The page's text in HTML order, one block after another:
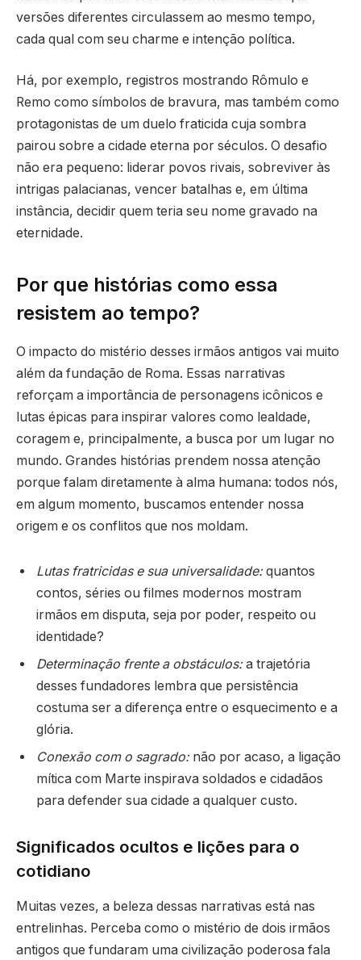
versões diferentes circulassem ao mesmo tempo,
cada qual com seu charme e intenção política.
Há, por exemplo, registros mostrando Rômulo e
Remo como símbolos de bravura, mas também como
protagonistas de um duelo fraticida cuja sombra
pairou sobre a cidade eterna por séculos. O desafio
não era pequeno: liderar povos rivais, sobreviver às
intrigas palacianas, vencer batalhas e, em última
instância, decidir quem teria seu nome gravado na
eternidade.
Por que histórias como essa
resistem ao tempo?
O impacto do mistério desses irmãos antigos vai muito
além da fundação de Roma. Essas narrativas
reforçam a importância de personagens icônicos e
lutas épicas para inspirar valores como lealdade,
coragem e, principalmente, a busca por um lugar no
mundo. Grandes histórias prendem nossa atenção
porque falam diretamente à alma humana: todos nós,
em algum momento, buscamos entender nossa
origem e os conflitos que nos moldam.
Lutas fratricidas e sua universalidade:quantos
contos, séries ou filmes modernos mostram
irmãos em disputa, seja por poder, respeito ou
identidade?
Determinação frente a obstáculos:a trajetória
desses fundadores lembra que persistência
costuma ser a diferença entre o esquecimento e a
glória.
Conexão com o sagrado:não por acaso, a ligação
mítica com Marte inspirava soldados e cidadãos
para defender sua cidade a qualquer custo.
Significados ocultos e lições para o
cotidiano
Muitas vezes, a beleza dessas narrativas está nas
entrelinhas. Perceba como o mistério de dois irmãos
antigos que fundaram uma civilização poderosa fala